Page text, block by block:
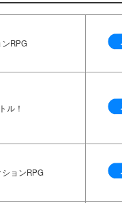
RPG
ル！
ョンRPG